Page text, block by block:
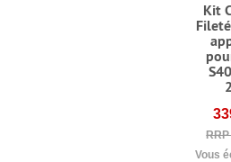
Kit
Vous